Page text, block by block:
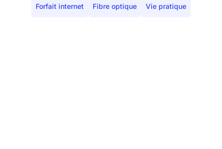
Forfait internet Fibre optique Vie pratique